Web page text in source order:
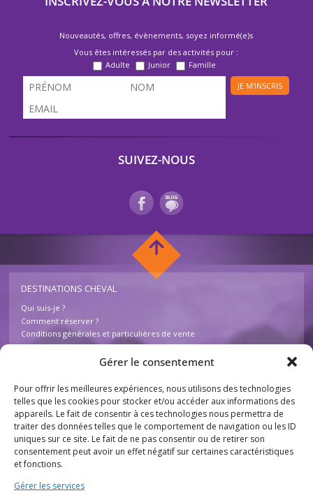
Gérer le consentement
Pour offrir les meilleures expériences, nous utilisons des technologies
telles que les cookies pour stocker et/ou accéder aux informations des
appareils. Le fait de consentir à ces technologies nous permettra de
traiter des données telles que le comportement de navigation ou les ID
uniques sur ce site. Le fait de ne pas consentir ou de retirer son
consentement peut avoir un effet négatif sur certaines caractéristiques
et fonctions.
Gérer les services
Nouveautés, offres, évènements, soyez informé(e)s
Vous êtes intéressés par des activités pour :
Adulte
Junior
Famille
JE M'INSCRIS
SUIVEZ-NOUS
DESTINATIONS CHEVAL
Qui suis-je ?
Comment réserver ?
Conditions générales et particulières de vente
Foire aux questions – Destinations Cheval
INFOS
Mentions légales
Plan du site
Destinations Cheval
755 chemin des Basses Combes
26230 Chantemerle lès Grignan